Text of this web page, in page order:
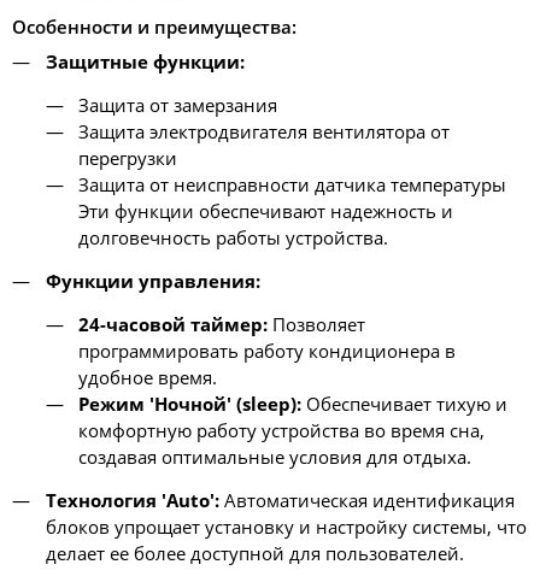
Особенности и преимущества:
Защитные функции:
Защита от замерзания
Защита электродвигателя вентилятора от
перегрузки
Защита от неисправности датчика температуры
Эти функции обеспечивают надежность и
долговечность работы устройства.
Функции управления:
24-часовой таймер: Позволяет
программировать работу кондиционера в
удобное время.
Режим 'Ночной' (sleep): Обеспечивает тихую и
комфортную работу устройства во время сна,
создавая оптимальные условия для отдыха.
Технология 'Auto':Автоматическая идентификация
блоков упрощает установку и настройку системы, что
делает ее более доступной для пользователей.